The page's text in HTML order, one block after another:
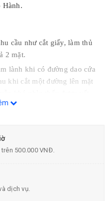
Hành.
cầu như cắt giấy, làm thủ
2 mặt.
lành khi có đường dao cứa
khi cắt một đường lên mặt
giữ được bề mặt trơn nhẵn
500.000 VNĐ.
dịch vụ.